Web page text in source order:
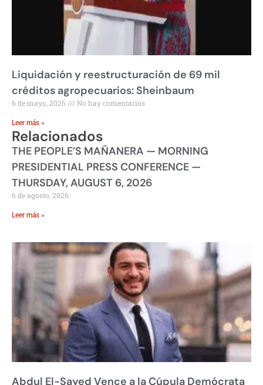
Liquidación y reestructuración de 69 mil
créditos agropecuarios: Sheinbaum
6 de mayo, 2026 No hay comentarios
Leer más »
Relacionados
THE PEOPLE’S MAÑANERA — MORNING
PRESIDENTIAL PRESS CONFERENCE —
THURSDAY, AUGUST 6, 2026
6 de agosto, 2026
Leer más »
Abdul El-Sayed Vence a la Cúpula Demócrata